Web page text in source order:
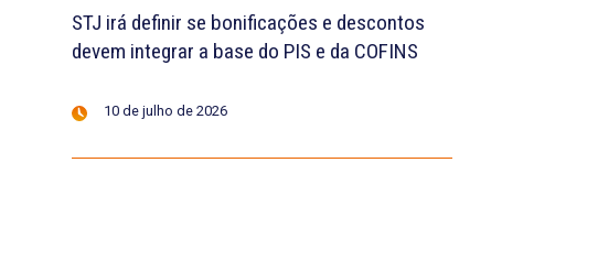
STJ irá definir se bonificações e descontos
devem integrar a base do PIS e da COFINS
10 de julho de 2026